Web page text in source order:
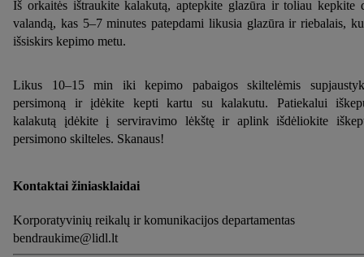
Iš orkaitės ištraukite kalakutą, aptepkite glazūra ir toliau kepkite
valandą, kas 5–7 minutes patepdami likusia glazūra ir riebalais,
išsiskirs kepimo metu.
Likus 10–15 min iki kepimo pabaigos skiltelėmis
persimoną ir įdėkite kepti kartu su kalakutu. Patiekalui
kalakutą įdėkite į serviravimo lėkštę ir aplink išdėliokite
persimono skilteles. Skanaus!
Kontaktai žiniasklaidai
Korporatyvinių reikalų ir komunikacijos departamentas
bendraukime@lidl.lt